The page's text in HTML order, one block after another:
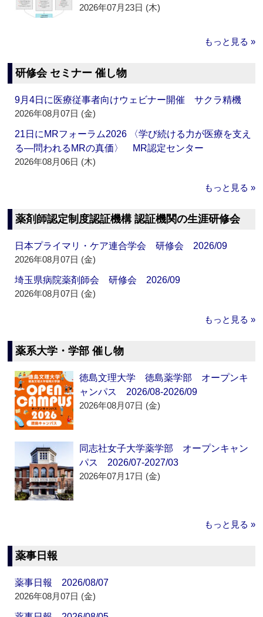
2026年07月23日 (木)
もっと見る »
研修会 セミナー 催し物
9月4日に医療従事者向けウェビナー開催 サクラ精機
2026年08月07日 (金)
21日にMRフォーラム2026 〈学び続ける力が医療を支え
る―問われるMRの真価〉 MR認定センター
2026年08月06日 (木)
もっと見る »
薬剤師認定制度認証機構 認証機関の生涯研修会
日本プライマリ・ケア連合学会 研修会 2026/09
2026年08月07日 (金)
埼玉県病院薬剤師会 研修会 2026/09
2026年08月07日 (金)
もっと見る »
薬系大学・学部 催し物
徳島文理大学 徳島薬学部 オープンキ
ャンパス 2026/08-2026/09
2026年08月07日 (金)
同志社女子大学薬学部 オープンキャン
パス 2026/07-2027/03
2026年07月17日 (金)
もっと見る »
薬事日報
薬事日報 2026/08/07
2026年08月07日 (金)